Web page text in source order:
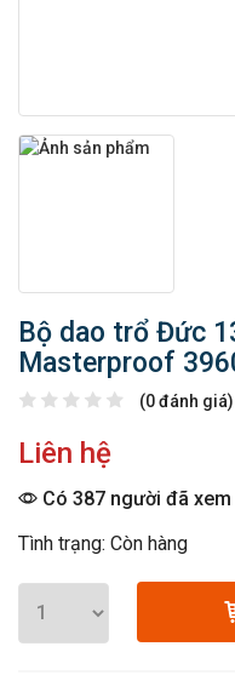
Bộ dao trổ Đức
Masterproof
(0 đánh giá)
Liên hệ
Có 387 người đã
Tình trạng: Còn hàng